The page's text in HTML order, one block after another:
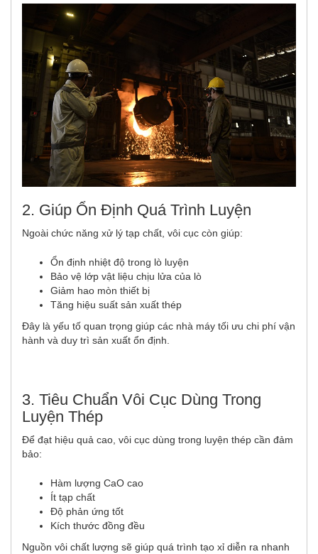
2. Giúp Ổn Định Quá Trình Luyện
Ngoài chức năng xử lý tạp chất, vôi cục còn giúp:
Ổn định nhiệt độ trong lò luyện
Bảo vệ lớp vật liệu chịu lửa của lò
Giảm hao mòn thiết bị
Tăng hiệu suất sản xuất thép
Đây là yếu tố quan trọng giúp các nhà máy tối ưu chi phí vận
hành và duy trì sản xuất ổn định.
3. Tiêu Chuẩn Vôi Cục Dùng Trong
Luyện Thép
Để đạt hiệu quả cao, vôi cục dùng trong luyện thép cần đảm
bảo:
Hàm lượng CaO cao
Ít tạp chất
Độ phản ứng tốt
Kích thước đồng đều
Nguồn vôi chất lượng sẽ giúp quá trình tạo xỉ diễn ra nhanh